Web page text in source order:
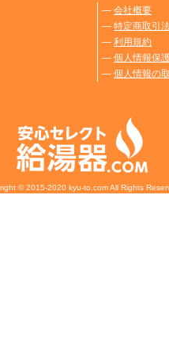
― 会社概要
― 特定商取引
― 利用規約
― 個人情報保
― 個人情報の
© 2015-2020 kyu-to.com All Rights